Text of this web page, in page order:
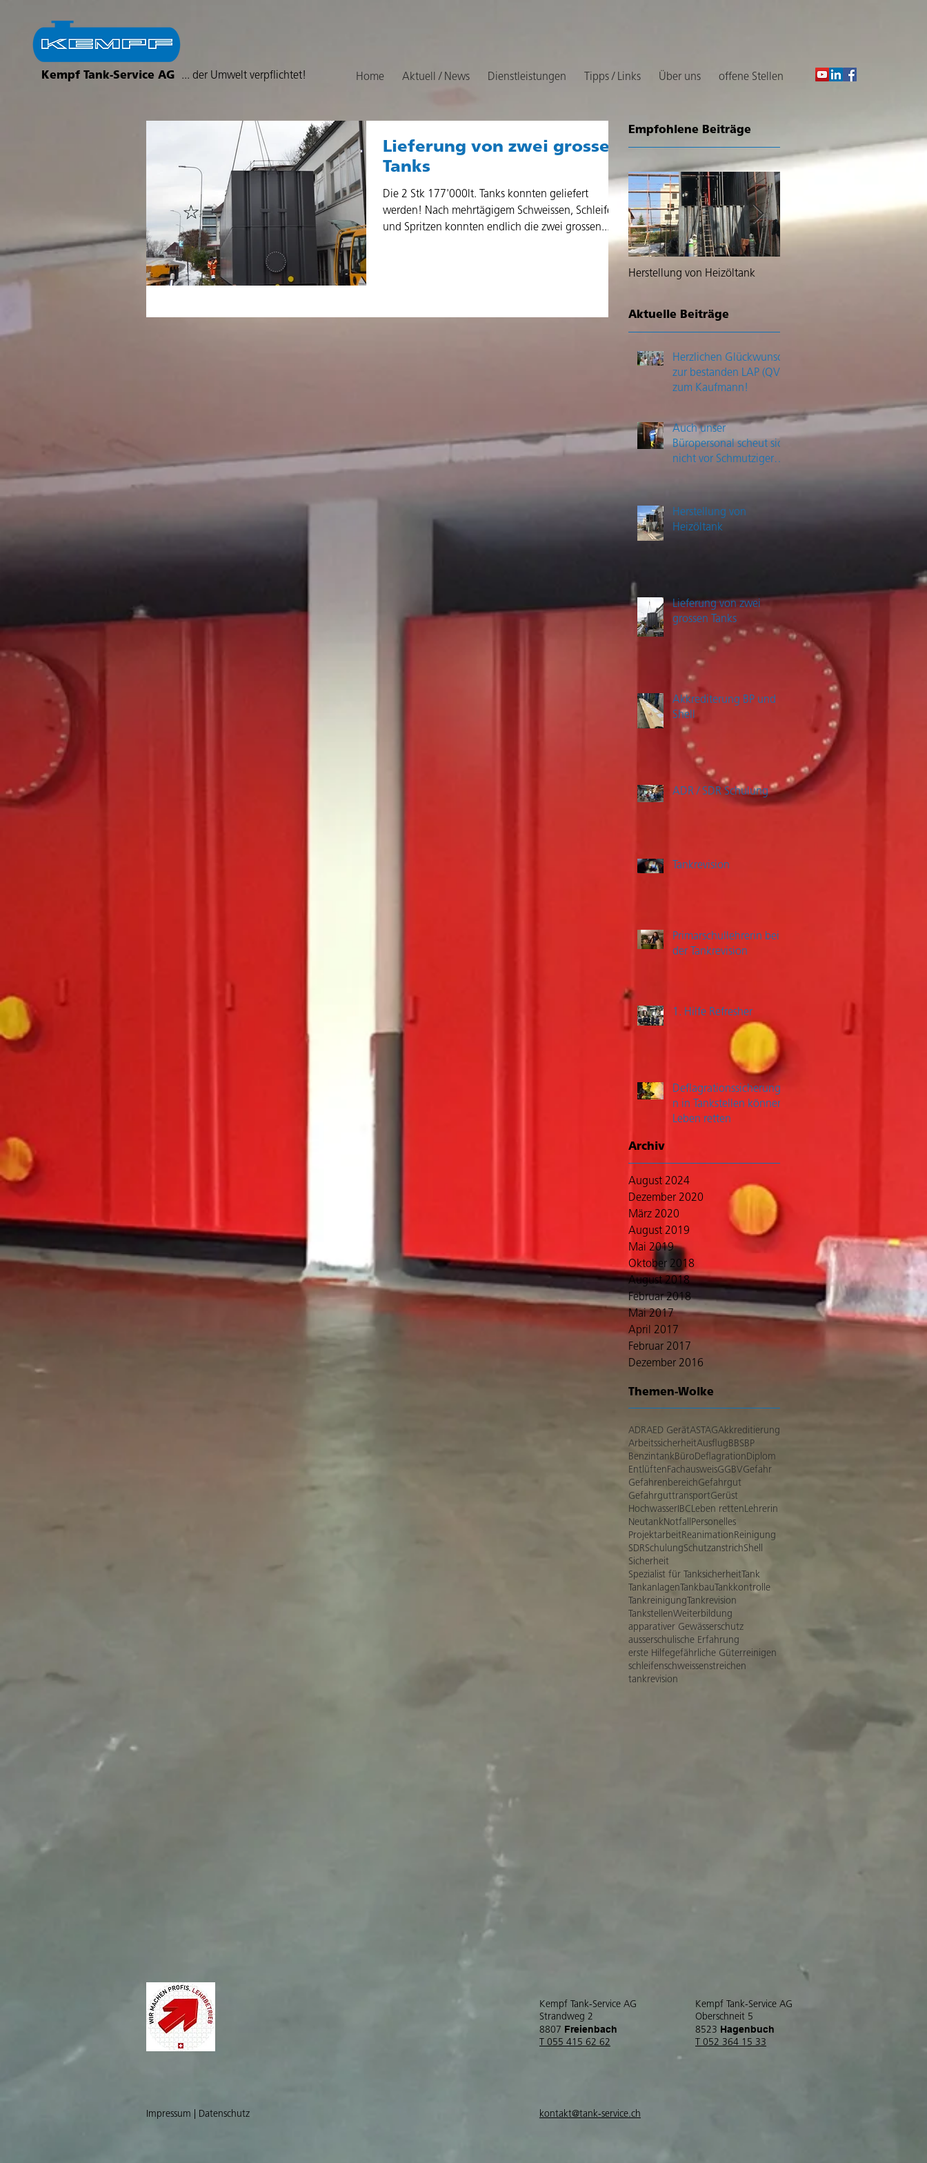
Kempf Tank-Service AG ... der Umwelt verpflichtet! Home Aktuell / News Dienstleistungen Tipps / Links Über uns offene Stellen
Lieferung von zwei grossen
Tanks
Die 2 Stk 177'000lt. Tanks konnten geliefert
werden! Nach mehrtägigem Schweissen, Schleifen
und Spritzen konnten endlich die zwei grossen...
Empfohlene Beiträge
Herstellung von Heizöltank
Aktuelle Beiträge
Herzlichen Glückwunsch
zur bestanden LAP (QV)
zum Kaufmann!
Auch unser
Büropersonal scheut sich
nicht vor Schmutziger
Herstellung von
Heizöltank
Lieferung von zwei
grossen Tanks
Akkrediterung BP und
Shell
ADR / SDR Schulung
Tankrevision
Primarschullehrerin bei
der Tankrevision
1. Hilfe Refresher
Deflagrationssicherunge
n in Tankstellen können
Leben retten
Archiv
August 2024
Dezember 2020
März 2020
August 2019
Mai 2019
Oktober 2018
August 2018
Februar 2018
Mai 2017
April 2017
Februar 2017
Dezember 2016
Themen-Wolke
ADRAED GerätASTAGAkkreditierung
ArbeitssicherheitAusflug BBS BP
BenzintankBüro Deflagration Diplom
Entlüften FachausweisGGBVGefahr
GefahrenbereichGefahrgut
GefahrguttransportGerüst
Hochwasser IBC Leben retten Lehrerin
Neutank Notfall Personelles
ProjektarbeitReanimation Reinigung
SDRSchulungSchutzanstrichShell
Sicherheit
Spezialist für Tanksicherheit Tank
Tankanlagen Tankbau Tankkontrolle
Tankreinigung Tankrevision
TankstellenWeiterbildung
apparativer Gewässerschutz
ausserschulische Erfahrung
erste Hilfegefährliche Güterreinigen
schleifenschweissenstreichen
tankrevision
Impressum | Datenschutz
Kempf Tank-Service AG
Strandweg 2
8807 Freienbach
T 055 415 62 62
Kempf Tank-Service AG
Oberschneit 5
8523 Hagenbuch
T 052 364 15 33
kontakt@tank-service.ch